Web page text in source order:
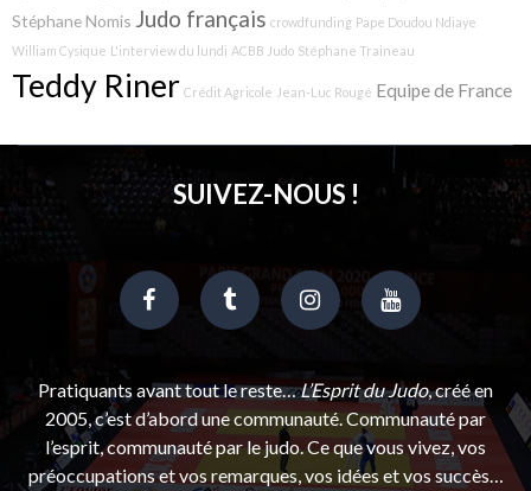
Stéphane Nomis Judo français crowdfunding Pape Doudou Ndiaye
William Cysique L'interview du lundi ACBB Judo Stéphane Traineau
Teddy Riner Crédit Agricole Jean-Luc Rougé Equipe de France
SUIVEZ-NOUS !
Pratiquants avant tout le reste…L’Esprit du Judo, créé en
2005, c’est d’abord une communauté. Communauté par
l’esprit, communauté par le judo. Ce que vous vivez, vos
préoccupations et vos remarques, vos idées et vos succès…